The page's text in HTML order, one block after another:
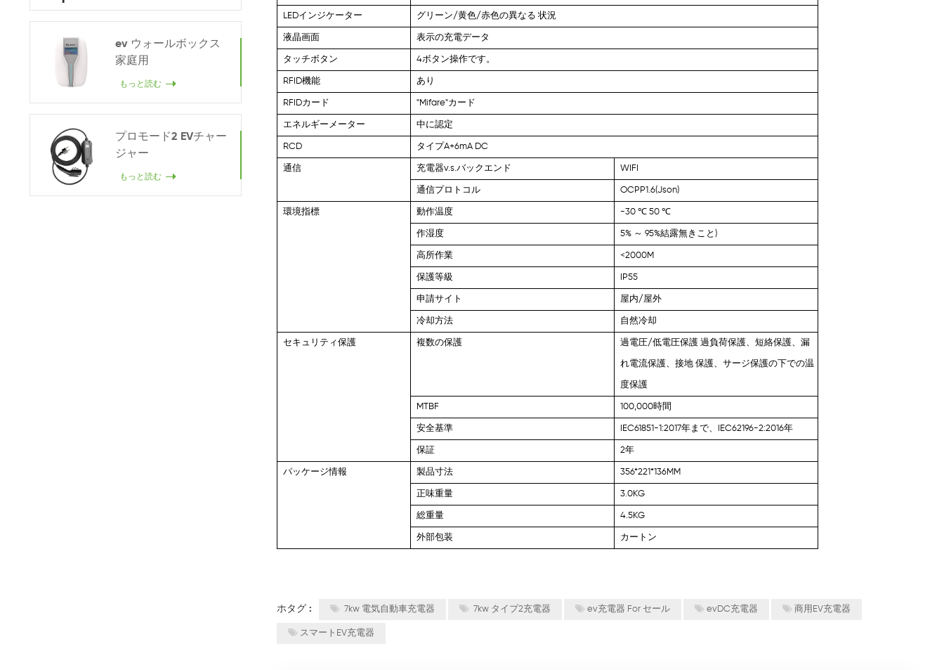
ev ウォールボックス
家庭用
もっと読む
プロモード2 EVチャー
ジャー
もっと読む
LEDインジケーター グリーン/黄色/赤色の異なる 状況
液晶画面 表示の充電データ
タッチボタン 4ボタン操作です。
RFID機能 あり
RFIDカード "Mifare"カード
エネルギーメーター 中に認定
RCD タイプA+6mA DC
通信 充電器v.s.バックエンド WIFI
通信プロトコル OCPP1.6(Json)
環境指標 動作温度 -30 ℃ 50 ℃
作湿度 5% ～ 95%結露無きこと)
高所作業 <2000M
保護等級 IP55
申請サイト 屋内/屋外
冷却方法 自然冷却
セキュリティ保護 複数の保護 過電圧/低電圧保護 過負荷保護、短絡保護、漏
れ電流保護、接地 保護、サージ保護の下での温
度保護
MTBF 100,000時間
安全基準 IEC61851-1:2017年まで、IEC62196-2:2016年
保証 2年
パッケージ情報 製品寸法 356*221*136MM
正味重量 3.0KG
総重量 4.5KG
外部包装 カートン
ホタグ : 7kw 電気自動車充電器 7kw タイプ2充電器 ev充電器 For セール evDC充電器 商用EV充電器
スマートEV充電器